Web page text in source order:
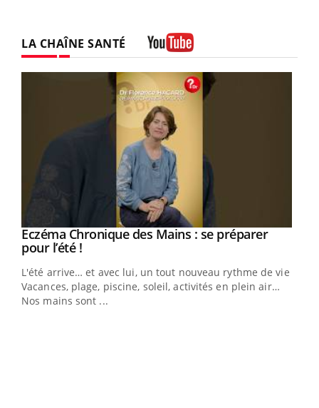
LA CHAÎNE SANTÉ
Youtube
Eczéma Chronique des Mains : se préparer
pour l’été !Youtube
L'été arrive… et avec lui, un tout nouveau rythme de vie !
Vacances, plage, piscine, soleil, activités en plein air…
Nos mains sont ...